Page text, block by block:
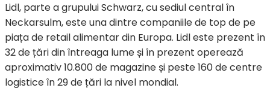
Lidl, parte a grupului Schwarz, cu sediul central în
Neckarsulm, este una dintre companiile de top de pe
piața de retail alimentar din Europa. Lidl este prezent în
32 de țări din întreaga lume și în prezent operează
aproximativ 10.800 de magazine și peste 160 de centre
logistice în 29 de țări la nivel mondial.